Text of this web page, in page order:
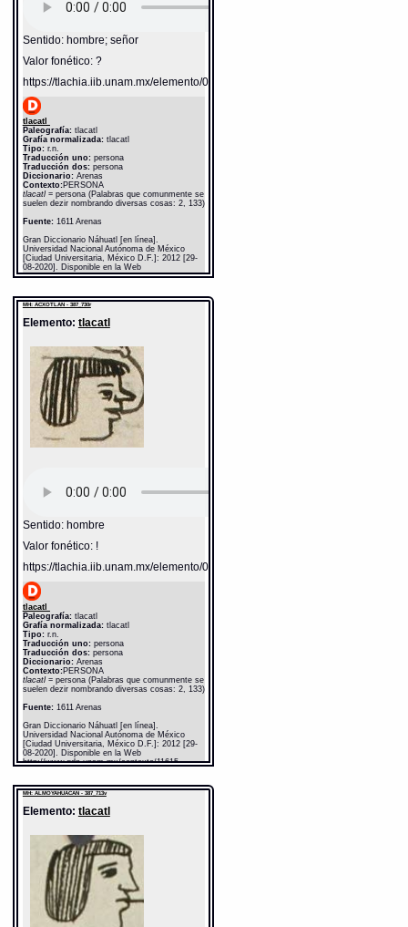
Sentido: hombre; señor
Valor fonético: ?
https://tlachia.iib.unam.mx/elemento/01.01.01
tlacatl
Paleografía:tlacatl
Grafía normalizada:tlacatl
Tipo:r.n.
Traducción uno:persona
Traducción dos:persona
Diccionario: Arenas
Contexto:PERSONA
tlacatl = persona (Palabras que comunmente se
suelen dezir nombrando diversas cosas: 2, 133)
Fuente:1611 Arenas
Gran Diccionario Náhuatl [en línea].
Universidad Nacional Autónoma de México
[Ciudad Universitaria, México D.F.]: 2012 [29-
08-2020]. Disponible en la Web
http://www.gdn.unam.mx/contexto/11615
MH: ACXOTLAN - 387_730r
Elemento: tlacatl
Sentido: hombre
Valor fonético: !
https://tlachia.iib.unam.mx/elemento/01.01.01
tlacatl
Paleografía:tlacatl
Grafía normalizada:tlacatl
Tipo:r.n.
Traducción uno:persona
Traducción dos:persona
Diccionario: Arenas
Contexto:PERSONA
tlacatl = persona (Palabras que comunmente se
suelen dezir nombrando diversas cosas: 2, 133)
Fuente:1611 Arenas
Gran Diccionario Náhuatl [en línea].
Universidad Nacional Autónoma de México
[Ciudad Universitaria, México D.F.]: 2012 [29-
08-2020]. Disponible en la Web
http://www.gdn.unam.mx/contexto/11615
MH: ALMOYAHUACAN - 387_713v
Elemento: tlacatl